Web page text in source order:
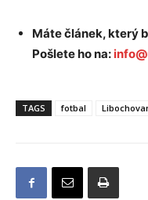
Máte článek, který
Pošlete ho na:
TAGS fotbal